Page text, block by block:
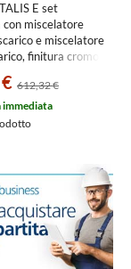
E set
miscelatore
e miscelatore
finitura cromo
612,32 €